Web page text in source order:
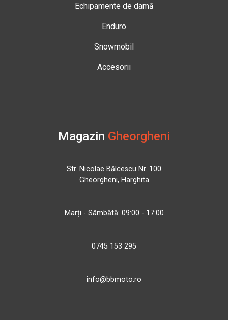
Echipamente de damă
Enduro
Snowmobil
Accesorii
Magazin Gheorgheni
Str. Nicolae Bălcescu Nr. 100
Gheorgheni, Harghita
Marți - Sâmbătă: 09:00 - 17:00
0745 153 295
info@bbmoto.ro